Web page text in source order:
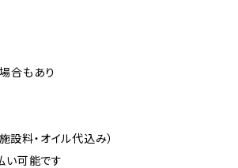
合もあり
料・オイル代込み）
い可能です